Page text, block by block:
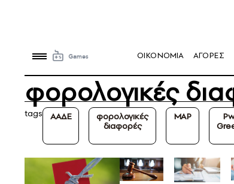
OIKONOMIA ΑΓΟΡΕΣ
φορολογικές
tags ΑΑΔΕ
φορολογικές
διαφορές
MAP